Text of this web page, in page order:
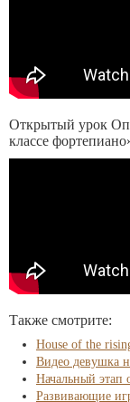
Открытый урок
классе
Также смотрите:
House of the
Видео девушка
Начальный этап
Развивающие